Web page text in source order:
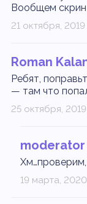
Вообщем
21 октября, 2019
Roman
Ребят,
— там что
25 октября,
moderator
19 марта,